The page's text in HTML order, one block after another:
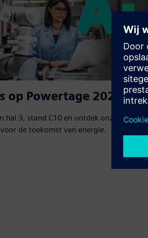
op Powertage 2026
hal 3, stand C10 en ontdek onze
de toekomst van energie.